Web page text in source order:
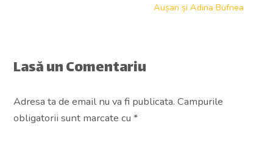
Aușan și Adina Bufnea
Lasă un Comentariu
Adresa ta de email nu va fi publicata. Campurile
obligatorii sunt marcate cu*